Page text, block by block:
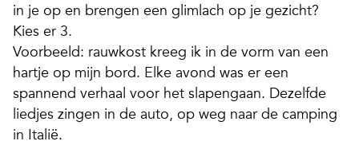
in je op en brengen een glimlach op je gezicht?
Kies er 3.
Voorbeeld: rauwkost kreeg ik in de vorm van een
hartje op mijn bord. Elke avond was er een
spannend verhaal voor het slapengaan. Dezelfde
liedjes zingen in de auto, op weg naar de camping
in Italië.